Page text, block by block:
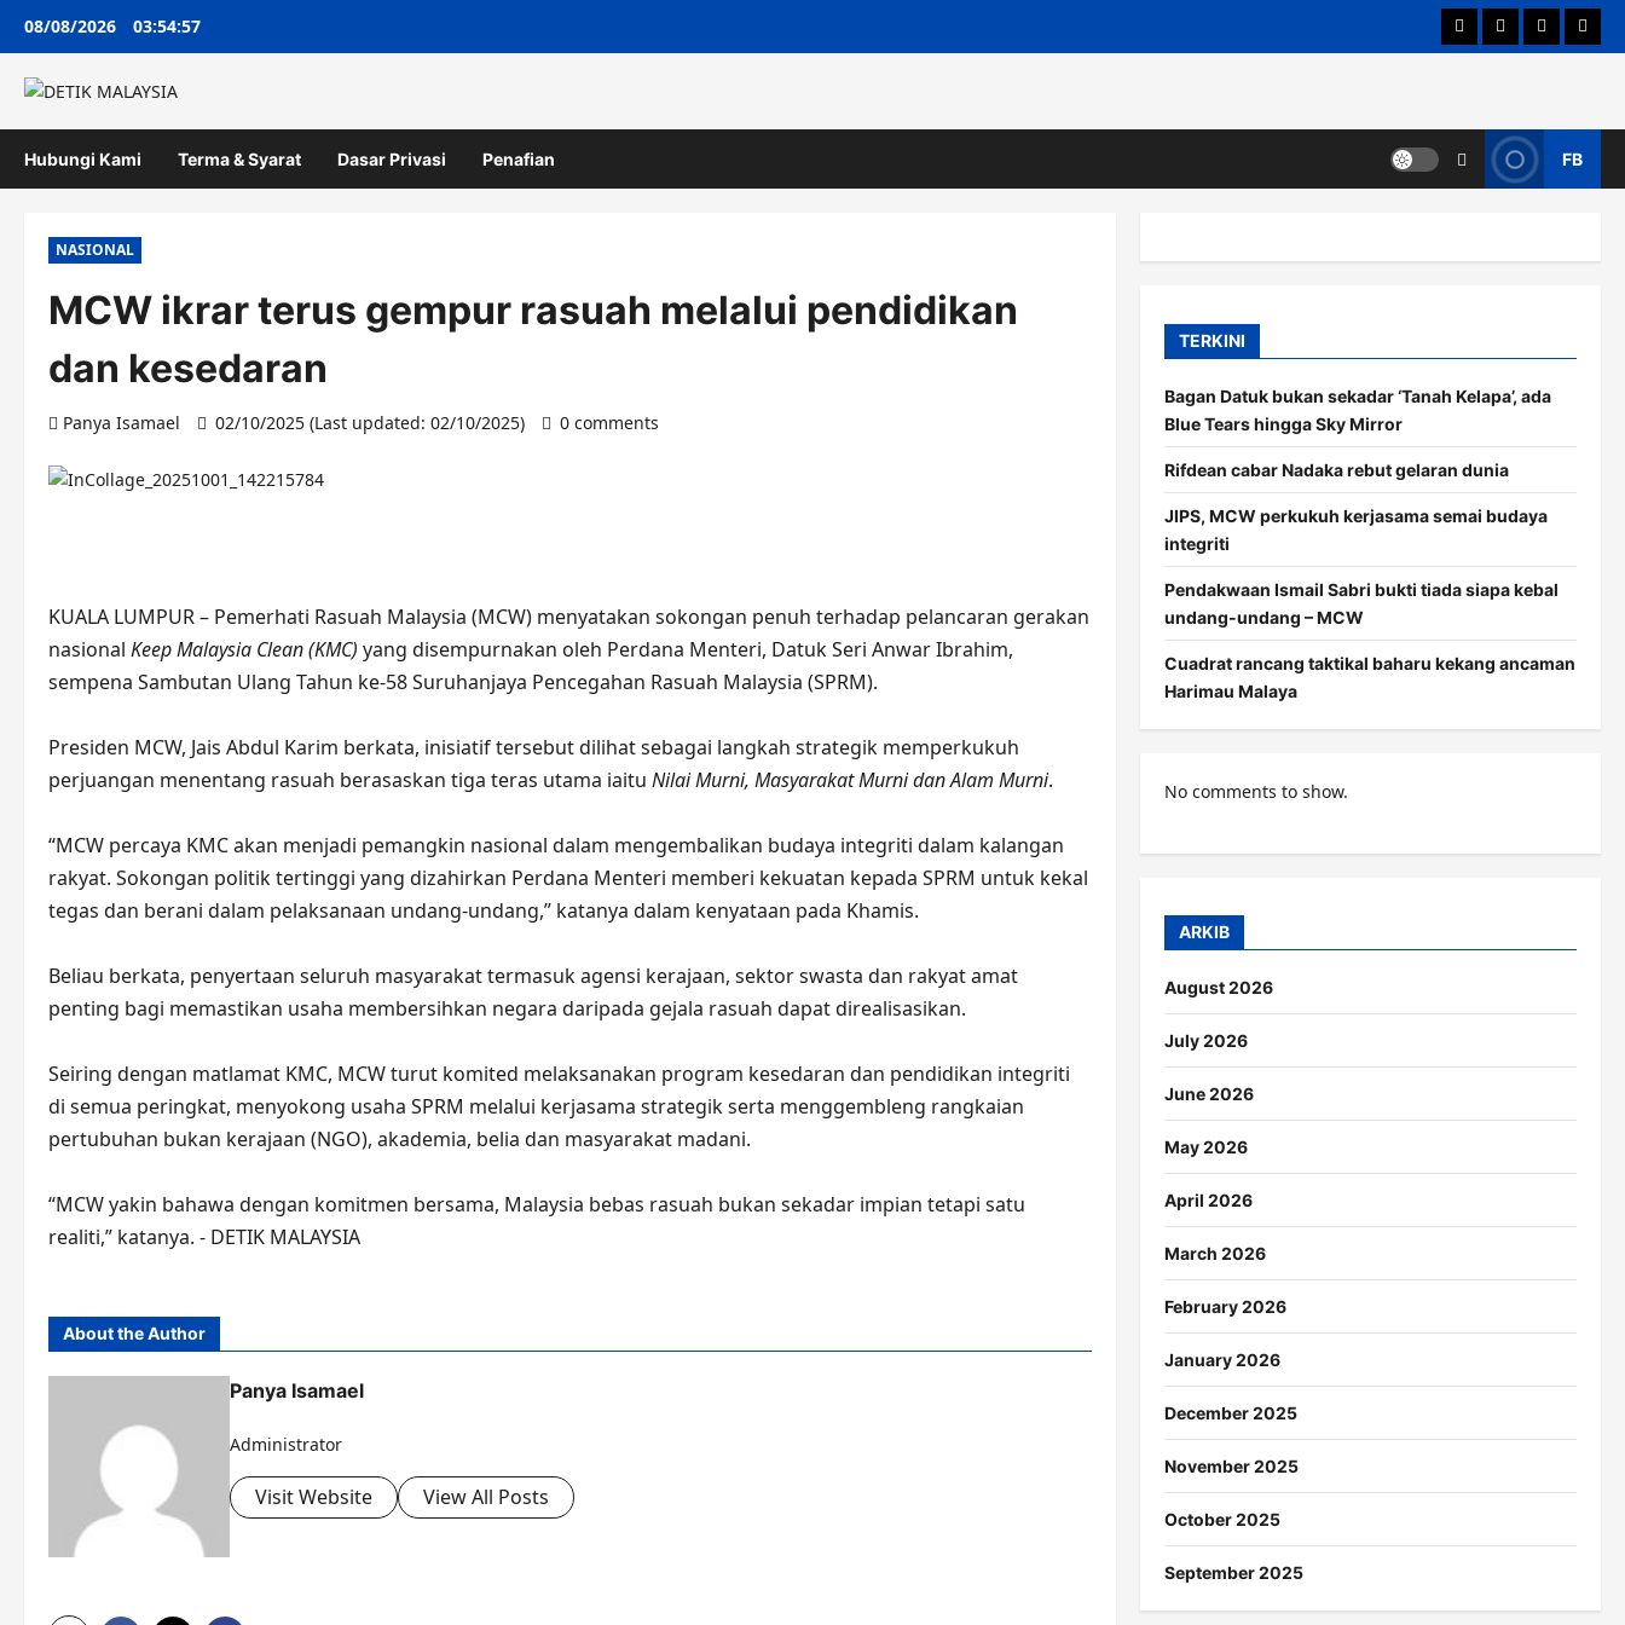
08/08/2026 03:54:58 Hubungi Kami
Terma & Syarat
Dasar Privasi
Hubungi Kami Terma & Syarat Dasar Privasi Penafian FB
NASIONAL
MCW ikrar terus gempur rasuah melalui pendidikan
dan kesedaran
Panya Isamael 02/10/2025 (Last updated: 02/10/2025) 0 comments
KUALA LUMPUR – Pemerhati Rasuah Malaysia (MCW) menyatakan sokongan penuh terhadap pelancaran gerakan
nasional Keep Malaysia Clean (KMC) yang disempurnakan oleh Perdana Menteri, Datuk Seri Anwar Ibrahim,
sempena Sambutan Ulang Tahun ke-58 Suruhanjaya Pencegahan Rasuah Malaysia (SPRM).
Presiden MCW, Jais Abdul Karim berkata, inisiatif tersebut dilihat sebagai langkah strategik memperkukuh
perjuangan menentang rasuah berasaskan tiga teras utama iaitu Nilai Murni, Masyarakat Murni dan Alam Murni.
“MCW percaya KMC akan menjadi pemangkin nasional dalam mengembalikan budaya integriti dalam kalangan
rakyat. Sokongan politik tertinggi yang dizahirkan Perdana Menteri memberi kekuatan kepada SPRM untuk kekal
tegas dan berani dalam pelaksanaan undang-undang,” katanya dalam kenyataan pada Khamis.
Beliau berkata, penyertaan seluruh masyarakat termasuk agensi kerajaan, sektor swasta dan rakyat amat
penting bagi memastikan usaha membersihkan negara daripada gejala rasuah dapat direalisasikan.
Seiring dengan matlamat KMC, MCW turut komited melaksanakan program kesedaran dan pendidikan integriti
di semua peringkat, menyokong usaha SPRM melalui kerjasama strategik serta menggembleng rangkaian
pertubuhan bukan kerajaan (NGO), akademia, belia dan masyarakat madani.
“MCW yakin bahawa dengan komitmen bersama, Malaysia bebas rasuah bukan sekadar impian tetapi satu
realiti,” katanya. - DETIK MALAYSIA
About the Author
Panya Isamael
Administrator
Visit Website View All Posts
TERKINI
Bagan Datuk bukan sekadar ‘Tanah Kelapa’, ada
Blue Tears hingga Sky Mirror
Rifdean cabar Nadaka rebut gelaran dunia
JIPS, MCW perkukuh kerjasama semai budaya
integriti
Pendakwaan Ismail Sabri bukti tiada siapa kebal
undang-undang – MCW
Cuadrat rancang taktikal baharu kekang ancaman
Harimau Malaya
No comments to show.
ARKIB
August 2026
July 2026
June 2026
May 2026
April 2026
March 2026
February 2026
January 2026
December 2025
November 2025
October 2025
September 2025